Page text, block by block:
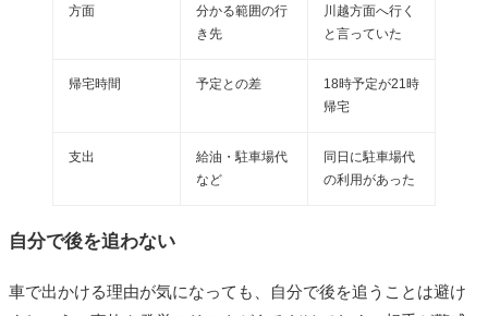
方面
分かる範囲の行
き先
川越方面へ行く
と言っていた
帰宅時間 予定との差
18時予定が21時
帰宅
支出
給油・駐車場代
など
同日に駐車場代
の利用があった
自分で後を追わない
車で出かける理由が気になっても、自分で後を追うことは避け